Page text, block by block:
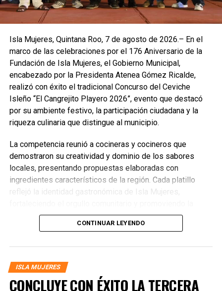
Isla Mujeres, Quintana Roo, 7 de agosto de 2026.– En el
marco de las celebraciones por el 176 Aniversario de la
Fundación de Isla Mujeres, el Gobierno Municipal,
encabezado por la Presidenta Atenea Gómez Ricalde,
realizó con éxito el tradicional Concurso del Ceviche
Isleño “El Cangrejito Playero 2026”, evento que destacó
por su ambiente festivo, la participación ciudadana y la
riqueza culinaria que distingue al municipio.
La competencia reunió a cocineras y cocineros que
demostraron su creatividad y dominio de los sabores
locales, presentando propuestas elaboradas con
ingredientes característicos de la región. Cada platillo
reflejó la identidad gastronómica de Isla Mujeres,
preservación de las tradiciones culinarias que han dado
prestigio al destino.CONTINUAR LEYENDO
ISLA MUJERES
CONCLUYE CON ÉXITO LA TERCERA